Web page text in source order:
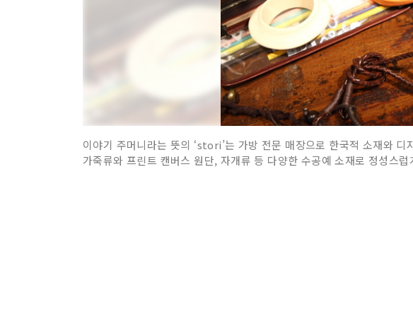
이야기 주머니라는 뜻의 ‘stori’는 가방 전문 매장으로 한국적 소재와
가죽류와 프린트 캔버스 원단, 자개류 등 다양한 수공예 소재로 정성스